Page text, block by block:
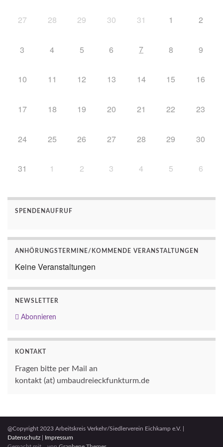
27 28 29 30 31 1 2
3 4 5 6 7 8 9
10 11 12 13 14 15 16
17 18 19 20 21 22 23
24 25 26 27 28 29 30
31 1 2 3 4 5 6
SPENDENAUFRUF
ANHÖRUNGSTERMINE/KOMMENDE VERANSTALTUNGEN
Keine Veranstaltungen
NEWSLETTER
Abonnieren
KONTAKT
Fragen bitte per Mail an
kontakt (at) umbaudreieckfunkturm.de
@Copyright 2023 Arbeitskreis Verkehr/Siedlerverein Eichkamp e.V. |
Datenschutz
Impressum